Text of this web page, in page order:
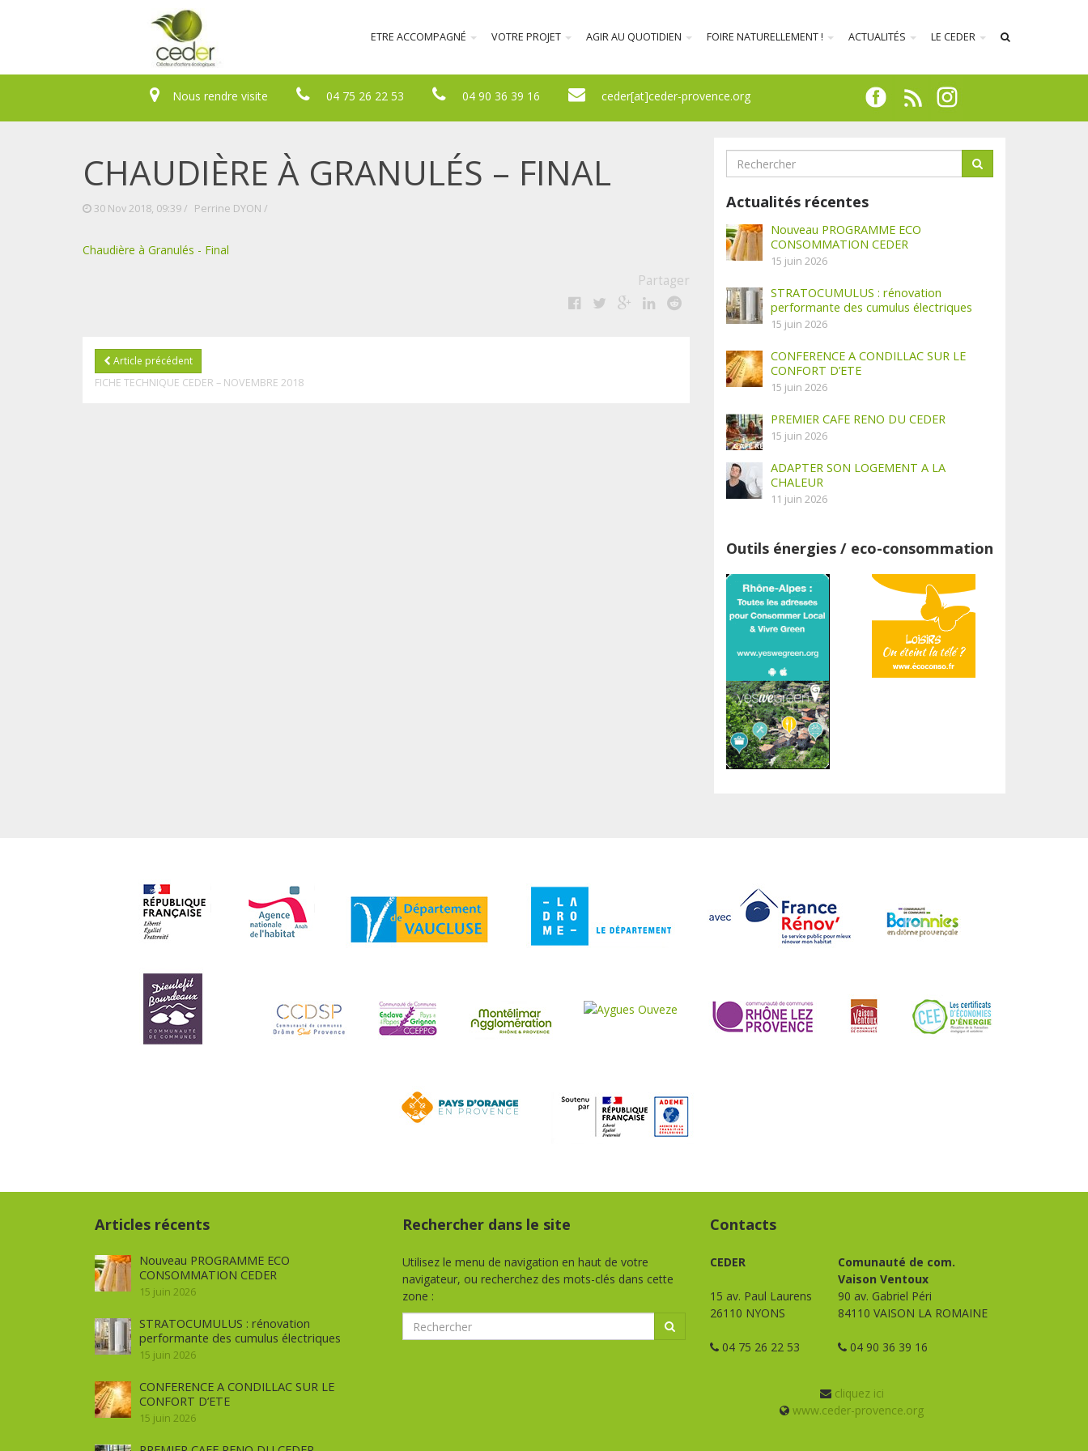
ETRE ACCOMPAGNÉ VOTRE PROJET AGIR AU QUOTIDIEN FOIRE NATURELLEMENT ! ACTUALITÉS LE CEDER
Nous rendre visite 04 75 26 22 53 04 90 36 39 16 ceder[at]ceder-provence.org
CHAUDIÈRE À GRANULÉS – FINAL
30 Nov 2018, 09:39 / Perrine DYON /
Chaudière à Granulés - Final
Partager
Article précédent
FICHE TECHNIQUE CEDER – NOVEMBRE 2018
Actualités récentes
Nouveau PROGRAMME ECO
CONSOMMATION CEDER
15 juin 2026
STRATOCUMULUS : rénovation
performante des cumulus électriques
15 juin 2026
CONFERENCE A CONDILLAC SUR LE
CONFORT D’ETE
15 juin 2026
PREMIER CAFE RENO DU CEDER
15 juin 2026
ADAPTER SON LOGEMENT A LA
CHALEUR
11 juin 2026
Outils énergies / eco-consommation
Articles récents
Nouveau PROGRAMME ECO
CONSOMMATION CEDER
15 juin 2026
STRATOCUMULUS : rénovation
performante des cumulus électriques
15 juin 2026
CONFERENCE A CONDILLAC SUR LE
CONFORT D’ETE
15 juin 2026
Rechercher dans le site
Utilisez le menu de navigation en haut de votre
navigateur, ou recherchez des mots-clés dans cette
zone :
Contacts
CEDER
15 av. Paul Laurens
26110 NYONS
04 75 26 22 53
Comunauté de com.
Vaison Ventoux
90 av. Gabriel Péri
84110 VAISON LA ROMAINE
04 90 36 39 16
cliquez ici
www.ceder-provence.org